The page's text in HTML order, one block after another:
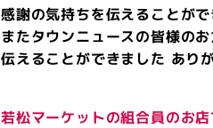
感謝の気持ちを伝えることが
またタウンニュースの皆様の
伝えることができました あり
若松マーケットの組合員のお店